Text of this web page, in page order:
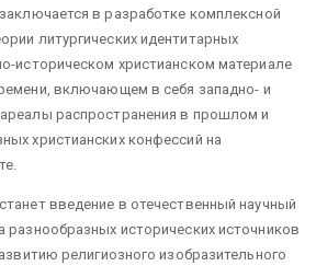
в разработке комплексной
литургических идентитарных
историческом христианском материале
включающем в себя западно- и
распространения в прошлом и
христианских конфессий на
станет введение в отечественный научный
разнообразных исторических источников
религиозного изобразительного